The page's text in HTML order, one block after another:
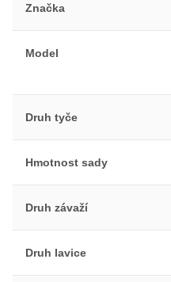
Značka
Model
Druh tyče
Hmotnost sady
Druh závaží
Druh lavice